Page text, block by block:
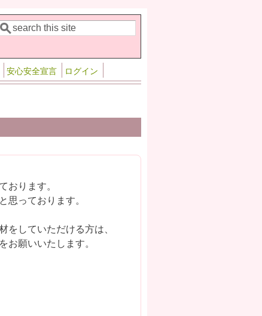
索フォーム
検索
安心安全宣言 ログイン
ります。
っております。
していただける方は、
願いいたします。